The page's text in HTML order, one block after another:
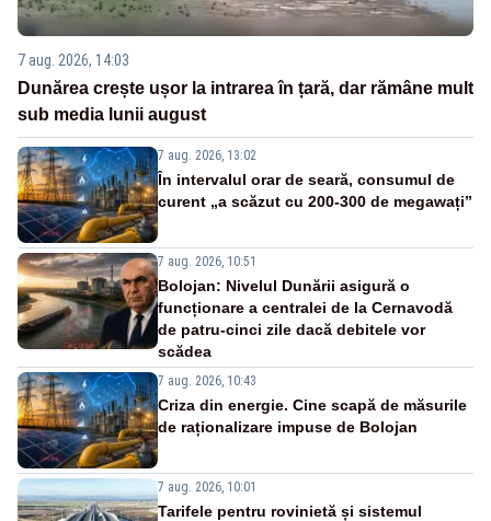
7 aug. 2026, 14:03
Dunărea crește ușor la intrarea în țară, dar rămâne mult
sub media lunii august
7 aug. 2026, 13:02
În intervalul orar de seară, consumul de
curent „a scăzut cu 200-300 de megawați”
7 aug. 2026, 10:51
Bolojan: Nivelul Dunării asigură o
funcționare a centralei de la Cernavodă
de patru-cinci zile dacă debitele vor
scădea
7 aug. 2026, 10:43
Criza din energie. Cine scapă de măsurile
de raționalizare impuse de Bolojan
7 aug. 2026, 10:01
Tarifele pentru rovinietă și sistemul